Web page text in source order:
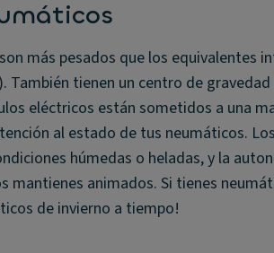
más pesados que los equivalentes
También tienen un centro de
eléctricos están sometidos a una
al estado de tus neumáticos.
húmedas o heladas, y la
mantienes animados. Si tienes
de invierno a tiempo!